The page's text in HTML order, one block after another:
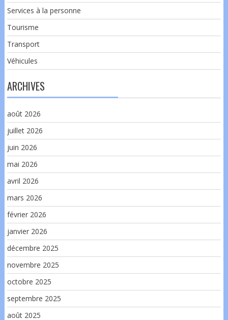
Services à la personne
Tourisme
Transport
Véhicules
ARCHIVES
août 2026
juillet 2026
juin 2026
mai 2026
avril 2026
mars 2026
février 2026
janvier 2026
décembre 2025
novembre 2025
octobre 2025
septembre 2025
août 2025